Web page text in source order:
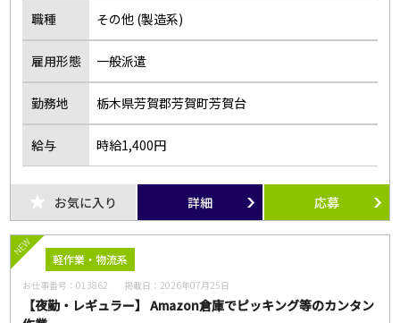
職種 その他 (製造系)
雇用形態 一般派遣
勤務地 栃木県芳賀郡芳賀町芳賀台
給与 時給1,400円
お気に入り 詳細 応募
NEW
軽作業・物流系
お仕事番号：013862 掲載日： 2026年07月25日
【夜勤・レギュラー】 Amazon倉庫でピッキング等のカンタン